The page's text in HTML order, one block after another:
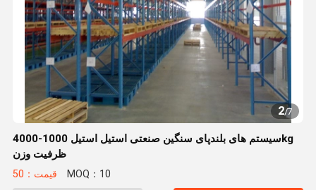
2/7
سیستم های بلندپای سنگین صنعتی استیل استیل 1000-4000kg
ظرفیت وزن
قیمت：50 MOQ：10